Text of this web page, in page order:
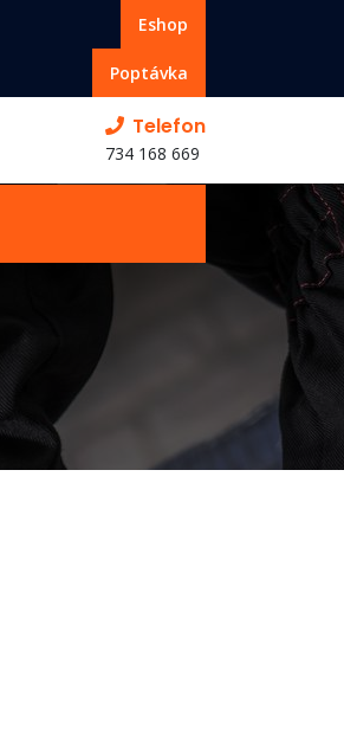
Eshop
Poptávka
Telefon
734 168 669